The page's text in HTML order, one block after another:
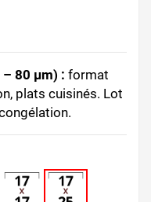
80 µm) : format
plats cuisinés. Lot